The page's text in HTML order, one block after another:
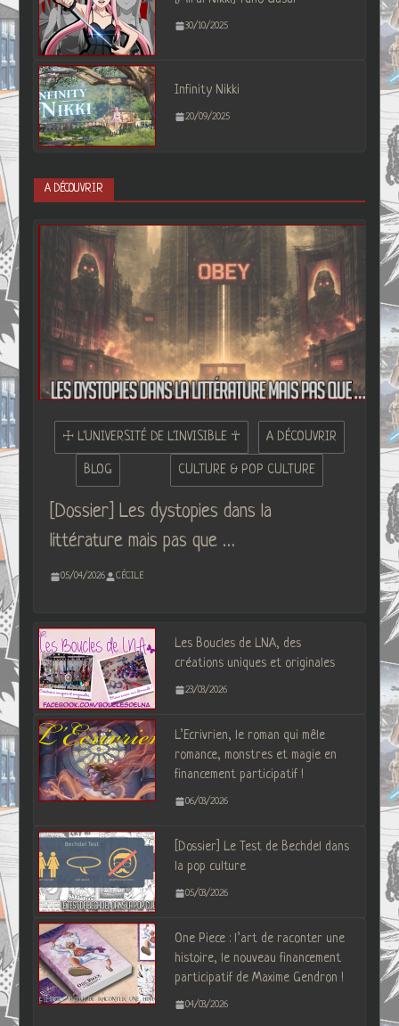
30/10/2025
Infinity Nikki
20/09/2025
A DÉCOUVRIR
☩ L'UNIVERSITÉ DE L'INVISIBLE ☥ A DÉCOUVRIR
BLOG CULTURE & POP CULTURE
[Dossier] Les dystopies dans la
littérature mais pas que …
05/04/2026 CÉCILE
Les Boucles de LNA, des
créations uniques et originales
23/03/2026
L’Ecrivrien, le roman qui mêle
romance, monstres et magie en
financement participatif !
06/03/2026
[Dossier] Le Test de Bechdel dans
la pop culture
05/03/2026
One Piece : l’art de raconter une
histoire, le nouveau financement
participatif de Maxime Gendron !
04/03/2026